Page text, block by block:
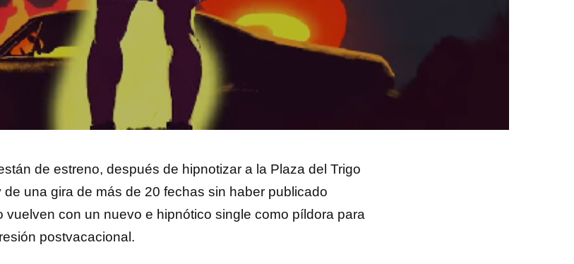
de estreno, después de hipnotizar a la Plaza del Trigo
de una gira de más de 20 fechas sin haber publicado
vuelven con un nuevo e hipnótico single como píldora para
postvacacional.